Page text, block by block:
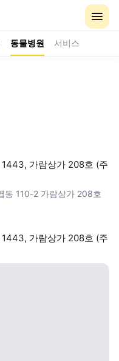
동물병원 서비스
가람상가 208호 (주
동 110-2 가람상가 208호
가람상가 208호 (주